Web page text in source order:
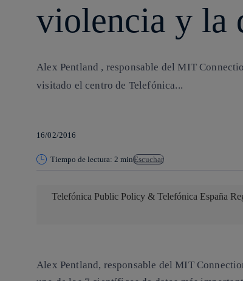
violencia y la
Alex Pentland , responsable del MIT
visitado el centro de Telefónica...
16/02/2016
Tiempo de lectura: 2 minEscuchar
Telefónica Public Policy & Telefónica España
Alex Pentland, responsable del MIT